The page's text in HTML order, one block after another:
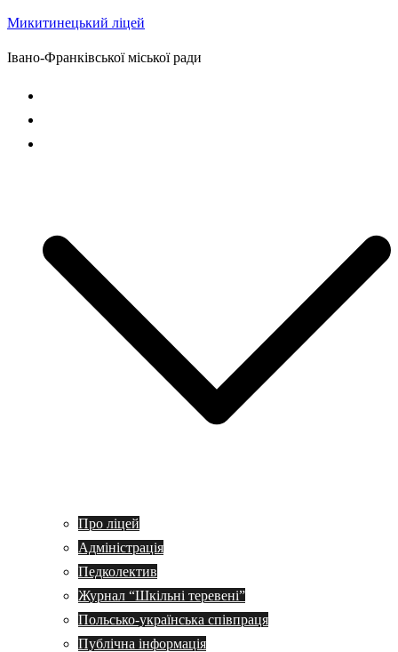
Перейти
до
Микитинецький ліцей
Івано-Франківської міської ради
Про ліцей
Адміністрація
Педколектив
Журнал “Шкільні теревені”
Польсько-українська співпраця
Публічна інформація